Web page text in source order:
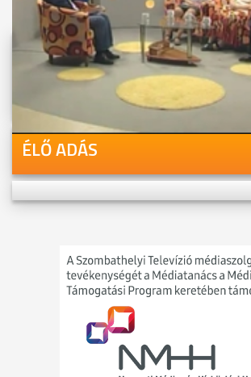
Videóink megtekinthetőek
Youtube-csatornánkon is!
ÉLŐ ADÁS